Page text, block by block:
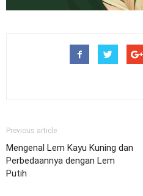
Previous article
Mengenal Lem Kayu Kuning dan
Perbedaannya dengan Lem
Putih